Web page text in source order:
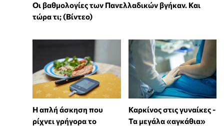
Οι βαθμολογίες των Πανελλαδικών βγήκαν. Και
τώρα τι; (Βίντεο)
Η απλή άσκηση που
ρίχνει γρήγορα το
Καρκίνος στις γυναίκες -
Τα μεγάλα «αγκάθια»